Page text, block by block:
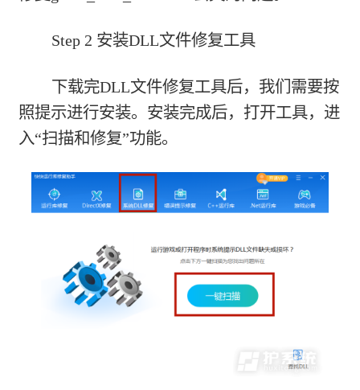
Step 2 安装DLL文件修复工具
下载完DLL文件修复工具后，我们需要按
照提示进行安装。安装完成后，打开工具，进
入“扫描和修复”功能。